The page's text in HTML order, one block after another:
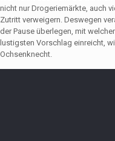
nicht nur Drogeriemärkte, auch
Zutritt verweigern. Deswegen
der Pause überlegen, mit
lustigsten Vorschlag einreicht,
Ochsenknecht.